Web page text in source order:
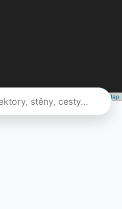
Seznam.cz, a.s. OpenStreetMap